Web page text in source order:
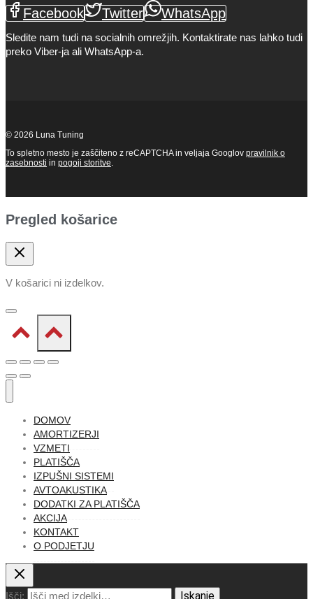
Facebook Twitter WhatsApp
Sledite nam tudi na socialnih omrežjih. Kontaktirate nas lahko tudi
preko Viber-ja ali WhatsApp-a.
© 2026 Luna Tuning
To spletno mesto je zaščiteno z reCAPTCHA in veljaja Googlov pravilnik o
zasebnosti in pogoji storitve.
Pregled košarice
V košarici ni izdelkov.
DOMOV
AMORTIZERJI
VZMETI
PLATIŠČA
IZPUŠNI SISTEMI
AVTOAKUSTIKA
DODATKI ZA PLATIŠČA
AKCIJA
KONTAKT
O PODJETJU
Išči: Iskanje